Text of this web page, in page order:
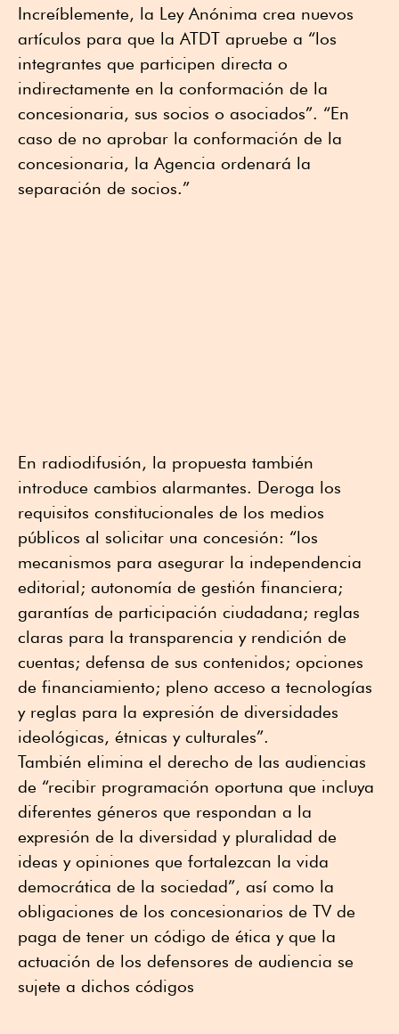
Increíblemente, la Ley Anónima crea nuevos
artículos para que la ATDT apruebe a “los
integrantes que participen directa o
indirectamente en la conformación de la
concesionaria, sus socios o asociados”. “En
caso de no aprobar la conformación de la
concesionaria, la Agencia ordenará la
separación de socios.”
En radiodifusión, la propuesta también
introduce cambios alarmantes. Deroga los
requisitos constitucionales de los medios
públicos al solicitar una concesión: “los
mecanismos para asegurar la independencia
editorial; autonomía de gestión financiera;
garantías de participación ciudadana; reglas
claras para la transparencia y rendición de
cuentas; defensa de sus contenidos; opciones
de financiamiento; pleno acceso a tecnologías
y reglas para la expresión de diversidades
ideológicas, étnicas y culturales”.
También elimina el derecho de las audiencias
de “recibir programación oportuna que incluya
diferentes géneros que respondan a la
expresión de la diversidad y pluralidad de
ideas y opiniones que fortalezcan la vida
democrática de la sociedad”, así como la
obligaciones de los concesionarios de TV de
paga de tener un código de ética y que la
actuación de los defensores de audiencia se
sujete a dichos códigos